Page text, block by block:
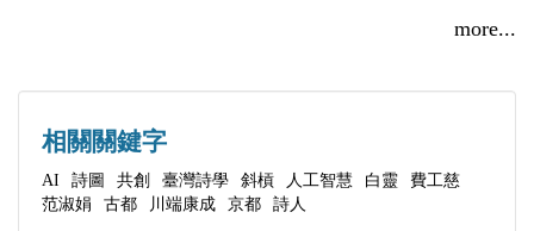
讀不完的月光爬上髮梢，銀閃閃地標記著一群連續二
十餘載，每週三鋪開夜色，於寫作及遊玩，左腦與右
腦，此和彼，兩邊皆自由盛放的素人詩人。
已出版《被黑潮撞響的島嶼》、《放肆詩社截句選》
時間／於淑雯
時間的建築——過Miho美術館有感／白靈
時光捲軸／蕭淑芬
光庭——致I.M.Pei／白靈
more...
相關關鍵字
AI 詩圖 共創 臺灣詩學 斜槓 人工智慧 白靈
費工慈
范淑娟
古都 川端康成 京都 詩人